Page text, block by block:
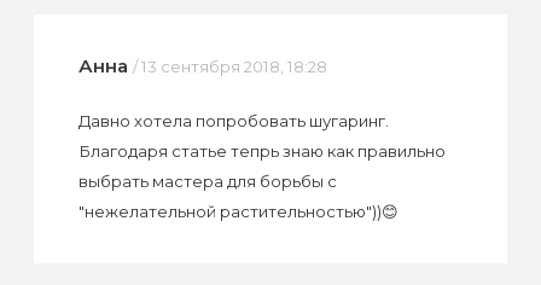
Анна / 13 сентября 2018, 18:28
Давно хотела попробовать шугаринг.
Благодаря статье тепрь знаю как правильно
выбрать мастера для борьбы с
"нежелательной растительностью"))😊